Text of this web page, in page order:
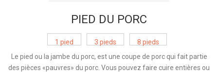
PIED DU PORC
1 pied 3 pieds
8 pieds
Le pied ou la jambe du porc, est une coupe de porc qui fait partie
des pièces «pauvres» du porc. Vous pouvez faire cuire entières ou